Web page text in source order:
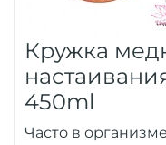
Кружка
450ml
Часто в